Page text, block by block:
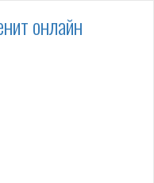
онлайн